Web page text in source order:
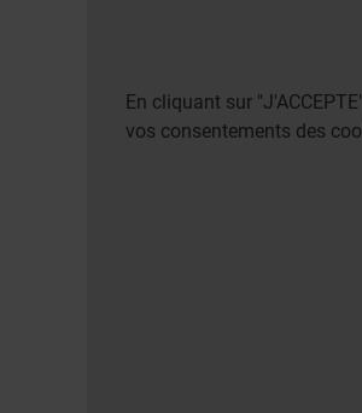
En cliquant sur
vos consentements des